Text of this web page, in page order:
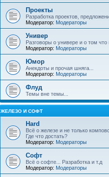
Проекты
Разработка проектов,
Модератор: Модераторы
Универ
Разговоры о универе и о том
Модератор: Модераторы
Юмор
Анекдоты и прочая шняга...
Модератор: Модераторы
Флуд
Темы вне темы...
ЖЕЛЕЗО И СОФТ
Hard
Всё о железе и не только
Где что достать?
Модератор: Модераторы
Софт
Всё о софте... Разработка и т.д
Модератор: Модераторы